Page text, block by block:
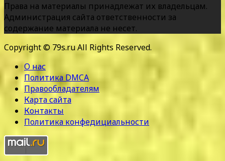
Права на материалы принадлежат их владельцам.
Администрация сайта ответственности за
содержание материала не несет.
Copyright © 79s.ru All Rights Reserved.
О нас
Политика DMCA
Правообладателям
Карта сайта
Контакты
Политика конфедициальности